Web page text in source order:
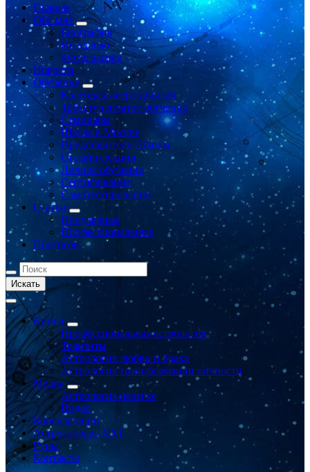
Главная
Обо мне
Биография
Интервью
Фотогалерея
Новости
Обучение
Календарь мероприятий
Трёхступенчатое обучение
Семинары
Школа в Москве
Представители Школы
Онлайн-лекции
Личное обучение
Сертификация
Самотестирование
Статьи
Популярные
Профессиональные
Прогнозы
Искать
Книги
Профессиональная астрология
Транзиты
Астрология любви и брака
Астрология трансформации личности
Медиа
Астрология налегке
Видео
Консультации
Астрословарь XXI
Руны
Контакты